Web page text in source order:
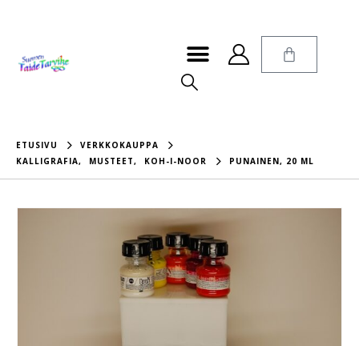
ETUSIVU
VERKKOKAUPPA
KALLIGRAFIA, MUSTEET, KOH-I-NOOR PUNAINEN, 20 ML